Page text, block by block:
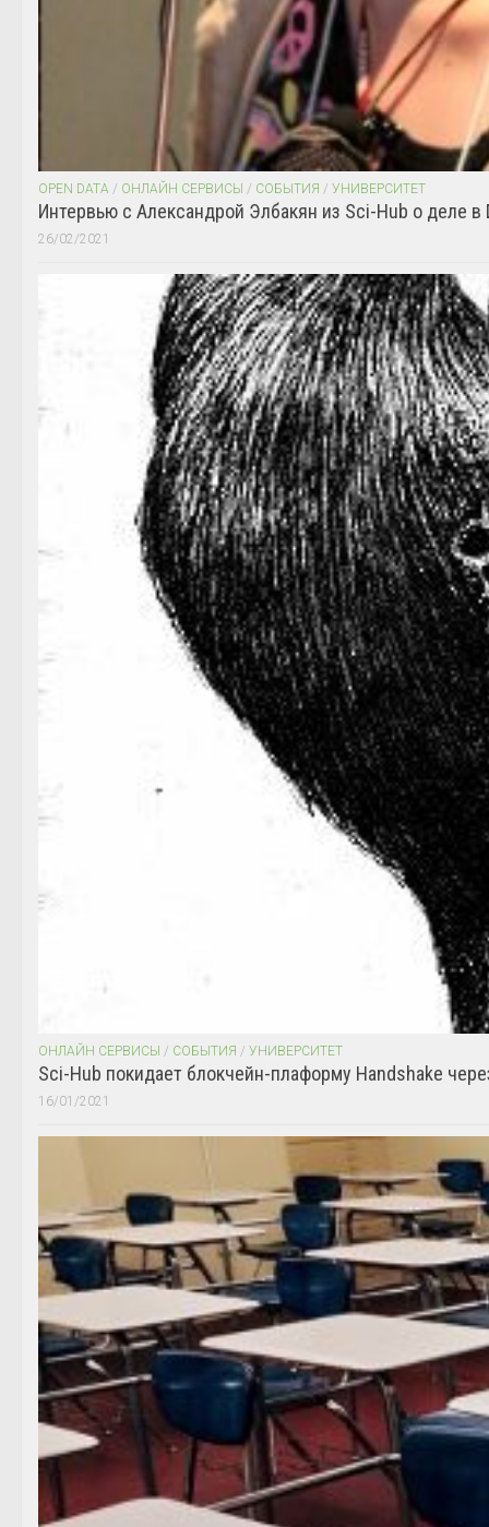
OPEN DATA / ОНЛАЙН СЕРВИСЫ / СОБЫТИЯ / УНИВЕРСИТЕТ
Интервью с Александрой Элбакян из Sci-Hub о деле в
26/02/2021
ОНЛАЙН СЕРВИСЫ / СОБЫТИЯ / УНИВЕРСИТЕТ
Sci-Hub покидает блокчейн-плаформу Handshake
16/01/2021